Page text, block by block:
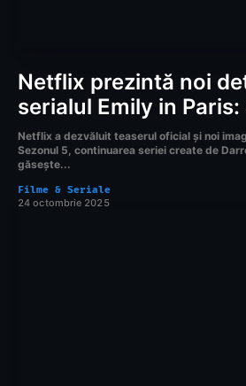
Netflix prezintă noi
serialul Emily in
Netflix a dezvăluit teaserul oficial și noi
Sezonul 5, continuarea seriei create de
găsește...
Filme & Seriale
24 octombrie 2025